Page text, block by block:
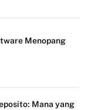
Menopang
Mana yang